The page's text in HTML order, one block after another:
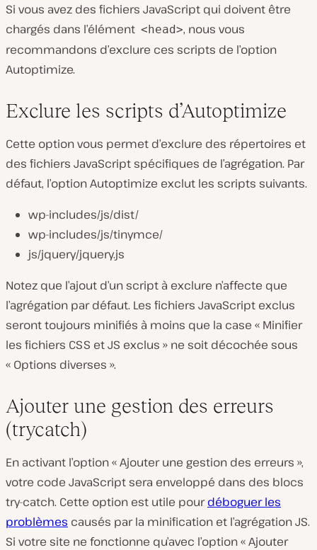
Si vous avez des fichiers JavaScript qui doivent être
chargés dans l’élément <head>, nous vous
recommandons d’exclure ces scripts de l’option
Autoptimize.
Exclure les scripts d’Autoptimize
Cette option vous permet d’exclure des répertoires et
des fichiers JavaScript spécifiques de l’agrégation. Par
défaut, l’option Autoptimize exclut les scripts suivants.
wp-includes/js/dist/
wp-includes/js/tinymce/
js/jquery/jquery.js
Notez que l’ajout d’un script à exclure n’affecte que
l’agrégation par défaut. Les fichiers JavaScript exclus
seront toujours minifiés à moins que la case « Minifier
les fichiers CSS et JS exclus » ne soit décochée sous
« Options diverses ».
Ajouter une gestion des erreurs
(trycatch)
En activant l’option « Ajouter une gestion des erreurs »,
votre code JavaScript sera enveloppé dans des blocs
try-catch. Cette option est utile pourdéboguer les
problèmes causés par la minification et l’agrégation JS.
Si votre site ne fonctionne qu’avec l’option « Ajouter